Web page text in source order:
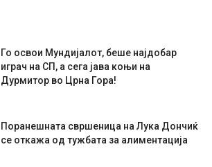
Го освои Мундијалот, беше најдобар
играч на СП, а сега јава коњи на
Дурмитор во Црна Гора!
Поранешната свршеница на Лука Дончиќ
се откажа од тужбата за алиментација